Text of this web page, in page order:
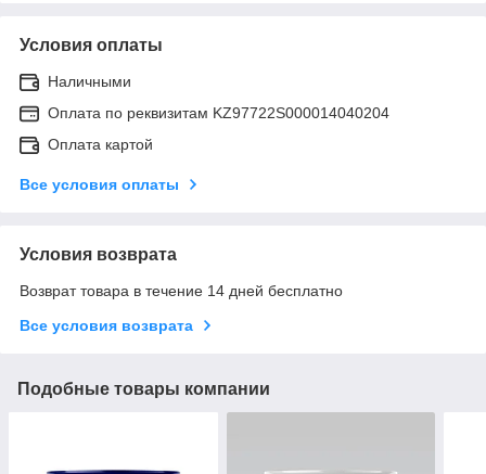
Условия оплаты
Наличными
Оплата по реквизитам KZ97722S000014040204
Оплата картой
Все условия оплаты
Условия возврата
Возврат товара в течение 14 дней бесплатно
Все условия возврата
Подобные товары компании